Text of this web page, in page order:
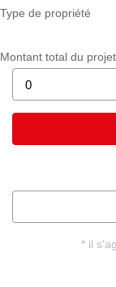
Type de propriété
Montant total du projet
* il